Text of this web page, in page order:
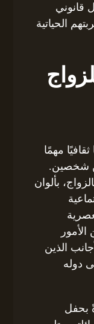
قانوني
الحياتية
مهمًا
شخصين.
بألوان
الذين
دوله
بحفل